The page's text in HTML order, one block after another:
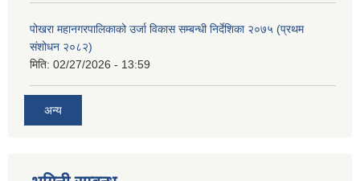
पोखरा महानगरपालिकाको उर्जा विकास सम्बन्धी निर्देशिका २०७५ (प्रथम
संशोधन २०८२)
मिति: 02/27/2026 - 13:59
अन्य